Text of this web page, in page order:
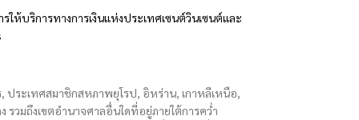
ห้บริการทางการเงินแห่งประเทศเซนต์วินเซนต์และ
ประเทศสมาชิกสหภาพยุโรป, อิหร่าน, เกาหลีเหนือ,
รวมถึงเขตอำนาจศาลอื่นใดที่อยู่ภายใต้การคว่ำ